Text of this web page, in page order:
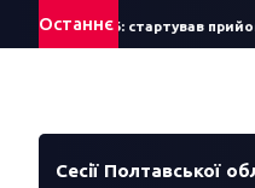
Останнє
– 2026: стартував прийом
Сесії Полтавської